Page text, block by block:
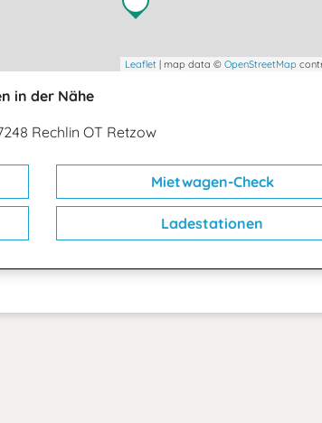
Leaflet | map data © OpenStreetMap
in der Nähe
Rechlin OT Retzow
Mietwagen-Check
Ladestationen